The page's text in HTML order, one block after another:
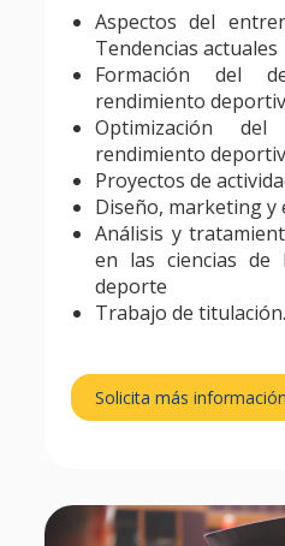
Aspectos del
Tendencias actuales
Formación del
rendimiento
Optimización
rendimiento
Proyectos de
Diseño, marketing y
Análisis y
en las ciencias de
deporte
Trabajo de titulación.
Solicita más información